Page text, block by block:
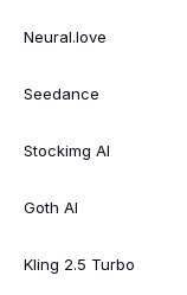
Neural.love
Seedance
Stockimg AI
Goth AI
Kling 2.5 Turbo